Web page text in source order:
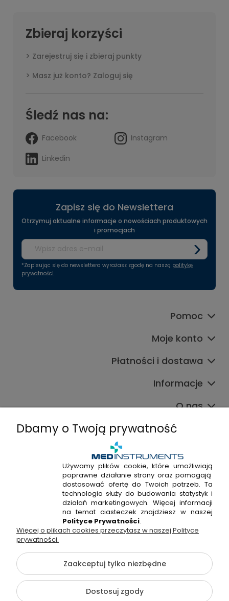
Zbieraj korzyści
Zarejestruj się i zbieraj punkty
Masz już konto? Zaloguj się
Śledź nas na:
Facebook
Instagram
Linkedin
Zapisz się do Newslettera
Otrzymuj aktualne informacje o nowościach produktowych
i promocjach
*Zapisując się do newslettera wyrażasz zgodę na naszą politykę
prywatności
Pomoc
Moje konto
Płatności i dostawa
Informacje
O nas
+48 720 915 338
+48 22 298 53 38
Napisz do nas!
Hossa Medical Sp. z o. o. | ul. Kryształowa 33A, 01-356
Warszawa, woj. mazowieckie | NIP: 7010404814, REGON:
146982576, KRS: 0000491265
©2026 Wszelkie Prawa Zastrzeżone | medinstruments.pl
Dbamy o Twoją prywatność
Używamy plików cookie, które umożliwiają
poprawne działanie strony oraz pomagają
dostosować ofertę do Twoich potrzeb. Ta
technologia służy do budowania statystyk i
działań marketingowych. Więcej informacji
na temat ciasteczek znajdziesz w naszej
Polityce Prywatności.
Więcej o plikach cookies przeczytasz w naszej Polityce
prywatności.
Zaakceptuj tylko niezbędne
Dostosuj zgody